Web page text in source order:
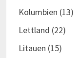
Kolumbien (13)
Lettland (22)
Litauen (15)